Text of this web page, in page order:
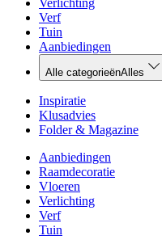
Verlichting
Verf
Tuin
Aanbiedingen
Alle categorieënAlles
Inspiratie
Klusadvies
Folder & Magazine
Aanbiedingen
Raamdecoratie
Vloeren
Verlichting
Verf
Tuin